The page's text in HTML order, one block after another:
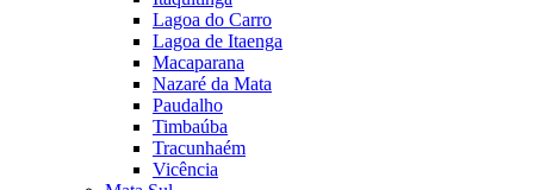
Lagoa do Carro
Lagoa de Itaenga
Macaparana
Nazaré da Mata
Paudalho
Timbaúba
Tracunhaém
Vicência